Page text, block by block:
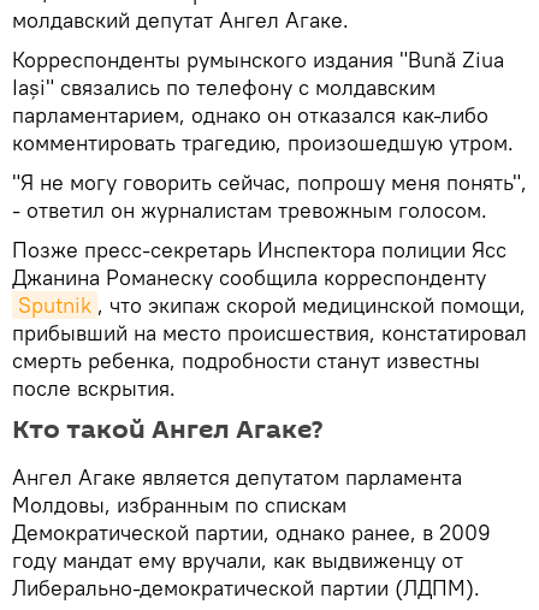
молдавский депутат Ангел Агаке.
Корреспонденты румынского издания "Bună Ziua
Iași" связались по телефону с молдавским
парламентарием, однако он отказался как-либо
комментировать трагедию, произошедшую утром.
"Я не могу говорить сейчас, попрошу меня понять",
- ответил он журналистам тревожным голосом.
Позже пресс-секретарь Инспектора полиции Ясс
Джанина Романеску сообщила корреспонденту
Sputnik , что экипаж скорой медицинской помощи,
прибывший на место происшествия, констатировал
смерть ребенка, подробности станут известны
после вскрытия.
Кто такой Ангел Агаке?
Ангел Агаке является депутатом парламента
Молдовы, избранным по спискам
Демократической партии, однако ранее, в 2009
году мандат ему вручали, как выдвиженцу от
Либерально-демократической партии (ЛДПМ).